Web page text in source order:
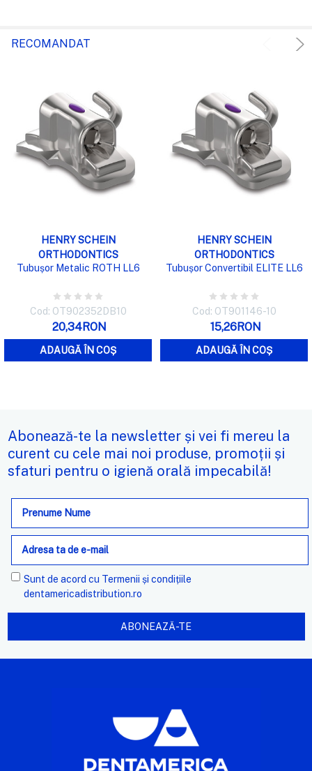
RECOMANDAT
HENRY SCHEIN
ORTHODONTICS
Tubușor Metalic ROTH LL6
Cod: OT902352DB10
20,34RON
ADAUGĂ ÎN COȘ
HENRY SCHEIN
ORTHODONTICS
Tubușor Convertibil ELITE LL6
Cod: OT901146-10
15,26RON
ADAUGĂ ÎN COȘ
Abonează-te la newsletter și vei fi mereu la
curent cu cele mai noi produse, promoții și
sfaturi pentru o igienă orală impecabilă!
Adresa
e-
mail
Sunt de acord cu Termenii și condițiile
dentamericadistribution.ro